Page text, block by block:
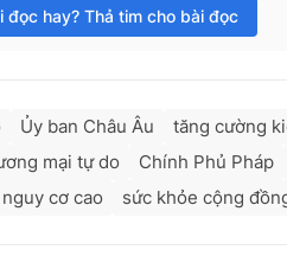
đọc hay? Thả tim cho bài đọc
Ủy ban Châu Âu tăng cường
mại tự do
Chính Phủ Pháp
nguy cơ cao sức khỏe cộng